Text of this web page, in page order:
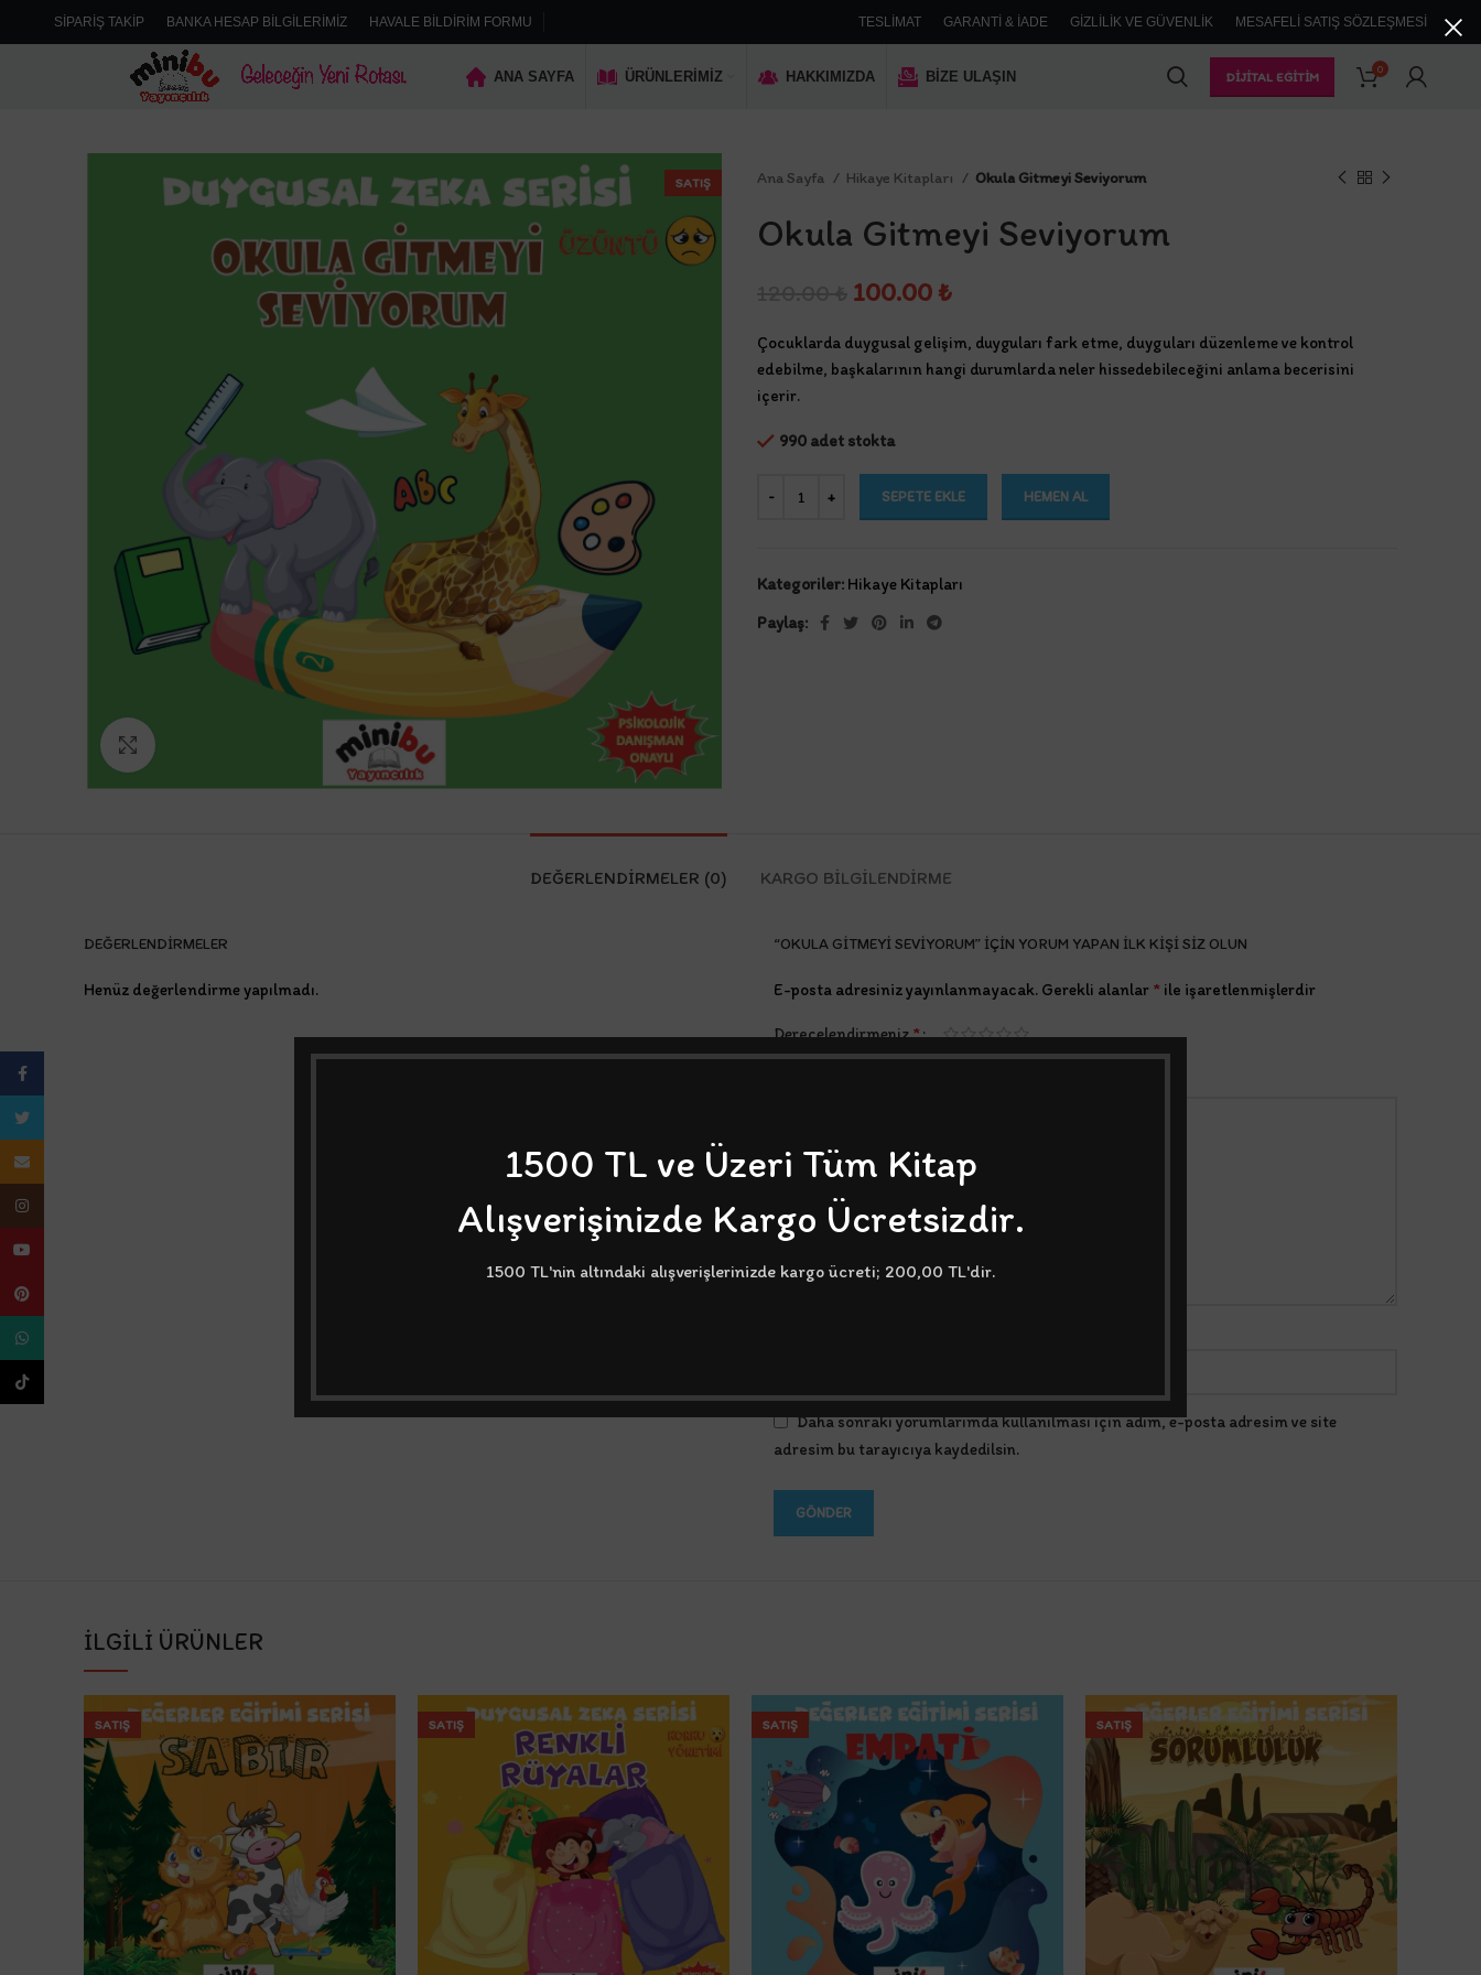
1500 TL ve Üzeri Tüm Kitap
Alışverişinizde Kargo Ücretsizdir.
1500 TL'nin altındaki alışverişlerinizde kargo ücreti; 200,00 TL'dir.
SIPARIŞ TAKIP BANKA HESAP BILGILERIMIZ HAVALE BILDIRIM FORMU TESLIMAT GARANTI & İADE GIZLILIK VE GÜVENLIK MESAFELI SATIŞ SÖZLEŞMESI
ANA SAYFA ÜRÜNLERIMIZ HAKKIMIZDA BIZE ULAŞIN DIJITAL EĞITIM
0
SATIŞ Ana Sayfa Hikaye Kitapları Okula Gitmeyi Seviyorum
Okula Gitmeyi Seviyorum
Orijinal
120.00 ₺.
100.00 ₺Şu
fiyat:
100.00 ₺.
Çocuklarda duygusal gelişim, duyguları fark etme, duyguları düzenleme ve kontrol
edebilme, başkalarının hangi durumlarda neler hissedebileceğini anlama becerisini
içerir.
990 adet stokta
SEPETE EKLE HEMEN AL
Kategoriler: Hikaye Kitapları
Paylaş:
DEĞERLENDIRMELER (0) KARGO BILGILENDIRME
DEĞERLENDIRMELER
Henüz değerlendirme yapılmadı.
“OKULA GITMEYI SEVIYORUM” IÇIN YORUM YAPAN ILK KIŞI SIZ OLUN
E-posta adresiniz yayınlanmayacak. Gerekli alanlar * ile işaretlenmişlerdir
Derecelendirmeniz*
Daha sonraki yorumlarımda kullanılması için adım, e-posta adresim ve site
adresim bu tarayıcıya kaydedilsin.
İLGILI ÜRÜNLER
SATIŞ SATIŞ SATIŞ SATIŞ